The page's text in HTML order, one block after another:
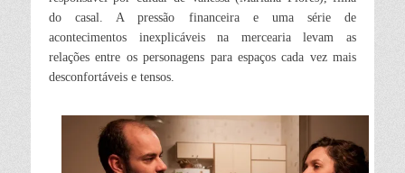
do casal. A pressão financeira e uma série de
acontecimentos inexplicáveis na mercearia levam as
relações entre os personagens para espaços cada vez mais
desconfortáveis e tensos.